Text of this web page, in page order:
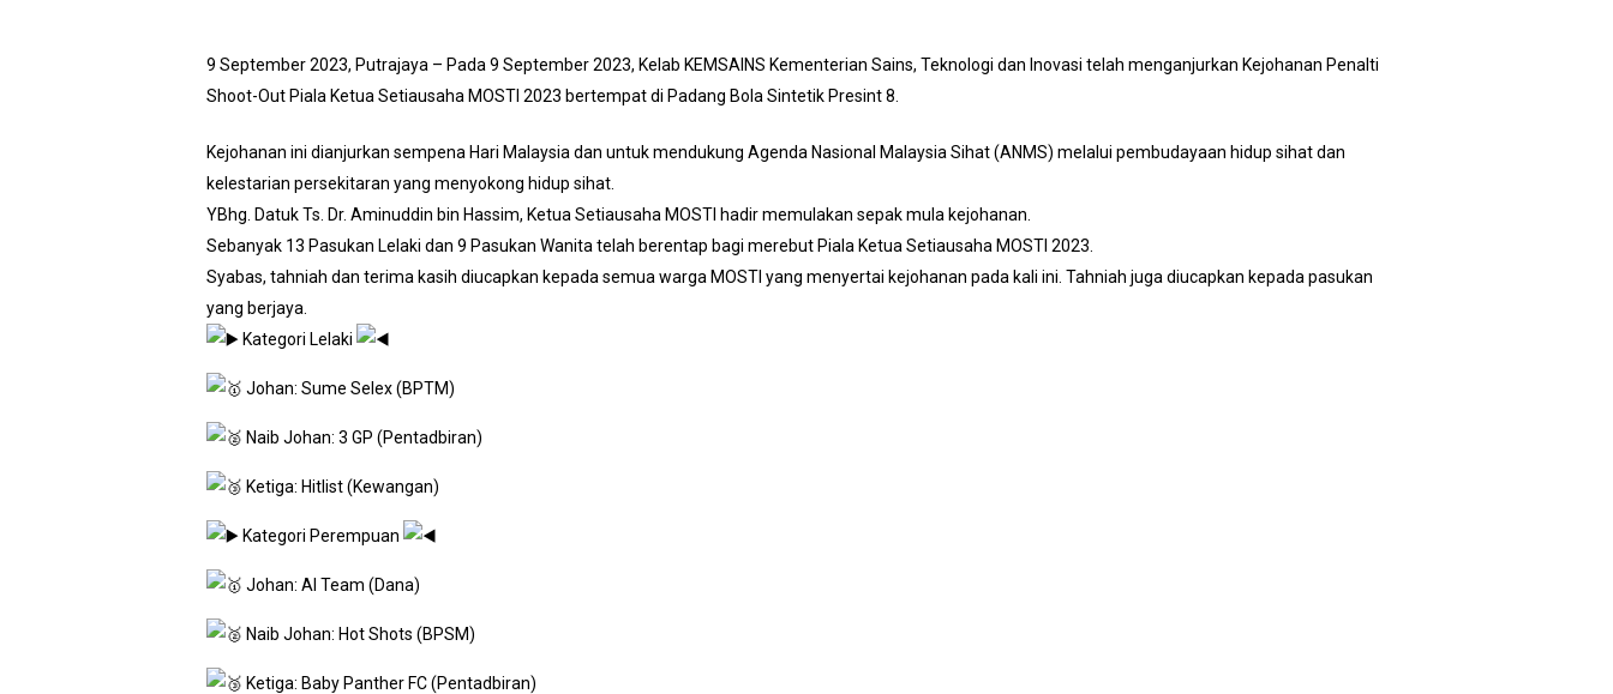
9 September 2023, Putrajaya – Pada 9 September 2023, Kelab KEMSAINS Kementerian Sains, Teknologi dan Inovasi telah menganjurkan Kejohanan Penalti
Shoot-Out Piala Ketua Setiausaha MOSTI 2023 bertempat di Padang Bola Sintetik Presint 8.
Kejohanan ini dianjurkan sempena Hari Malaysia dan untuk mendukung Agenda Nasional Malaysia Sihat (ANMS) melalui pembudayaan hidup sihat dan
kelestarian persekitaran yang menyokong hidup sihat.
YBhg. Datuk Ts. Dr. Aminuddin bin Hassim, Ketua Setiausaha MOSTI hadir memulakan sepak mula kejohanan.
Sebanyak 13 Pasukan Lelaki dan 9 Pasukan Wanita telah berentap bagi merebut Piala Ketua Setiausaha MOSTI 2023.
Syabas, tahniah dan terima kasih diucapkan kepada semua warga MOSTI yang menyertai kejohanan pada kali ini. Tahniah juga diucapkan kepada pasukan
yang berjaya.
Kategori Lelaki
Johan: Sume Selex (BPTM)
Naib Johan: 3 GP (Pentadbiran)
Ketiga: Hitlist (Kewangan)
Kategori Perempuan
Johan: AI Team (Dana)
Naib Johan: Hot Shots (BPSM)
Ketiga: Baby Panther FC (Pentadbiran)